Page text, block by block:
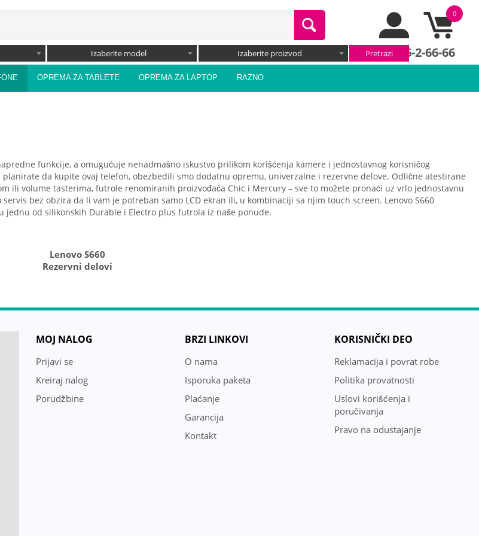
0
066/66-2-66-66
Izaberite model Izaberite proizvod
OPREMA ZA TABLETE OPREMA ZA LAPTOP RAZNO
funkcije, a omugućuje nenadmašno iskustvo prilikom korišćenja kamere i jednostavnog korisničog
da kupite ovaj telefon, obezbedili smo dodatnu opremu, univerzalne i rezervne delove. Odlične atestirane
ili volume tasterima, futrole renomiranih proizvođača Chic i Mercury – sve to možete pronaći uz vrlo jednostavnu
bez obzira da li vam je potreban samo LCD ekran ili, u kombinaciji sa njim touch screen. Lenovo S660
od silikonskih Durable i Electro plus futrola iz naše ponude.
Lenovo S660
Rezervni delovi
MOJ NALOG
Prijavi se
Kreiraj nalog
Porudžbine
BRZI LINKOVI
O nama
Isporuka paketa
Plaćanje
Garancija
Kontakt
KORISNIČKI DEO
Reklamacija i povrat robe
Politika provatnosti
Uslovi korišćenja i
poručivanja
Pravo na odustajanje